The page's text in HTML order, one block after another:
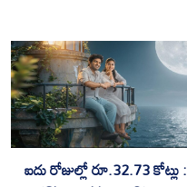
ఐదు రోజుల్లో రూ.32.73 కోట్లు :